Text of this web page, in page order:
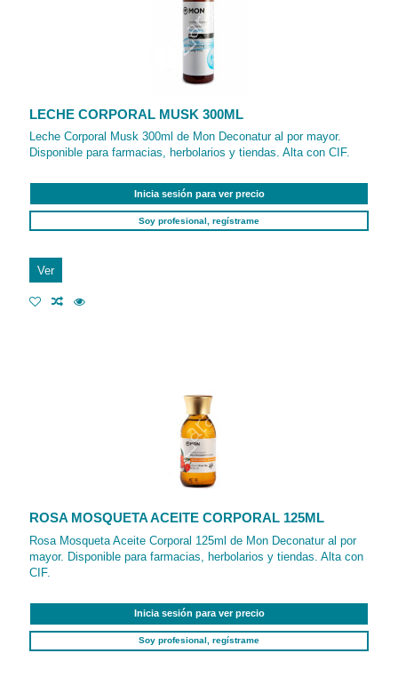
LECHE CORPORAL MUSK 300ML
Leche Corporal Musk 300ml de Mon Deconatur al por mayor.
Disponible para farmacias, herbolarios y tiendas. Alta con CIF.
Inicia sesión para ver precio
Soy profesional, regístrame
Ver
ROSA MOSQUETA ACEITE CORPORAL 125ML
Rosa Mosqueta Aceite Corporal 125ml de Mon Deconatur al por
mayor. Disponible para farmacias, herbolarios y tiendas. Alta con
CIF.
Inicia sesión para ver precio
Soy profesional, regístrame